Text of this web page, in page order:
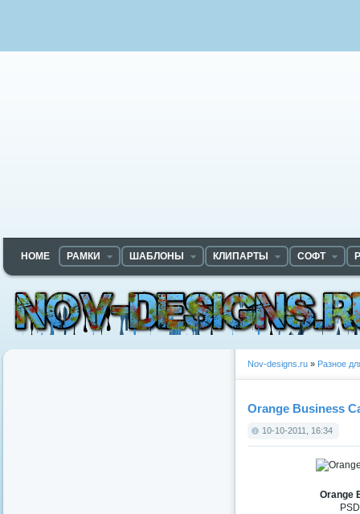
HOME РАМКИ ШАБЛОНЫ КЛИПАРТЫ СОФТ
Nov-designs.ru » Разное
Orange Business
10-10-2011, 16:34
Orange